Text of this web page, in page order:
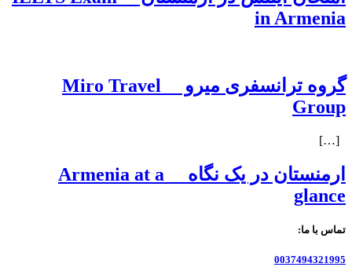
in Armenia
گروه ترانسفری میرو Miro Travel
Group
[…]
ارمنستان در یک نگاه Armenia at a
glance
تماس با ما:
0037494321995